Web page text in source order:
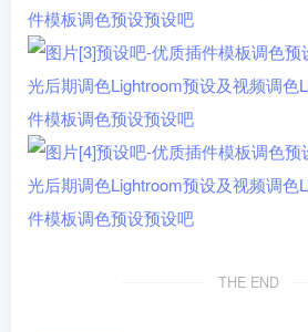
THE END